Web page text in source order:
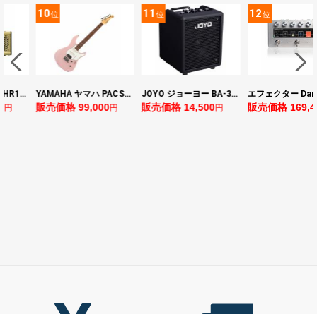
ヤマハ YAMAHA THR10II 小型ギターアンプ
円
10位
YAMAHA ヤマハ PACS+12 ASP Pacifica Standard Plus パシフィカスタンダードプラス エレキギター
販売価格 99,000円
11位
JOYO ジョーヨー BA-30 VIBE CUBE BLK 30W 小型ベースアンプ Bluetooth+OTGオーディオI/F搭載
販売価格 14,500円
12位
販売価格